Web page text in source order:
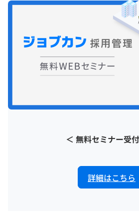
＜ 無料セミナー受
詳細はこちら